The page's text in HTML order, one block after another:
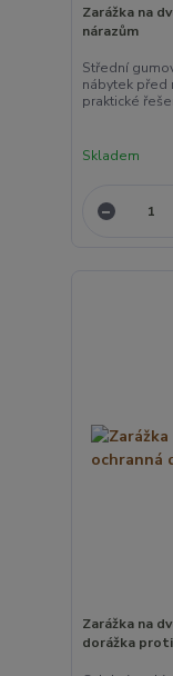
Zarážka na
nárazům
Střední
nábytek před
praktické
Skladem
Zarážka na
dorážka